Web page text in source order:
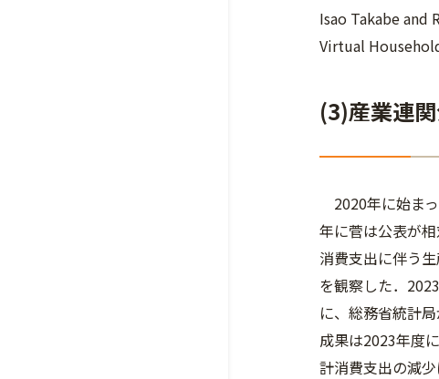
Isao Takabe
Virtual
(3)産業連
2020年に始ま
年に菅は公表が
消費支出に伴う
を観察した．
に、総務省統計
成果は2023年度
計消費支出の減